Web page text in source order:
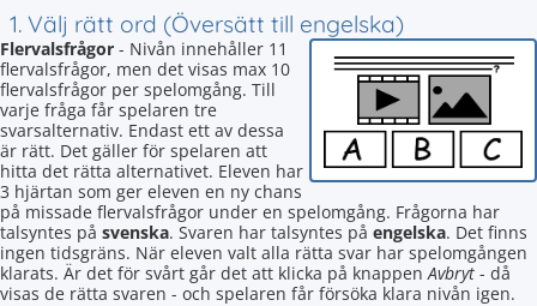
1. Välj rätt ord (Översätt till engelska)
Flervalsfrågor - Nivån innehåller 11
flervalsfrågor, men det visas max 10
flervalsfrågor per spelomgång. Till
varje fråga får spelaren tre
svarsalternativ. Endast ett av dessa
är rätt. Det gäller för spelaren att
hitta det rätta alternativet. Eleven har
3 hjärtan som ger eleven en ny chans
på missade flervalsfrågor under en spelomgång. Frågorna har
talsyntes på svenska. Svaren har talsyntes på engelska. Det finns
ingen tidsgräns. När eleven valt alla rätta svar har spelomgången
klarats. Är det för svårt går det att klicka på knappenAvbryt - då
visas de rätta svaren - och spelaren får försöka klara nivån igen.